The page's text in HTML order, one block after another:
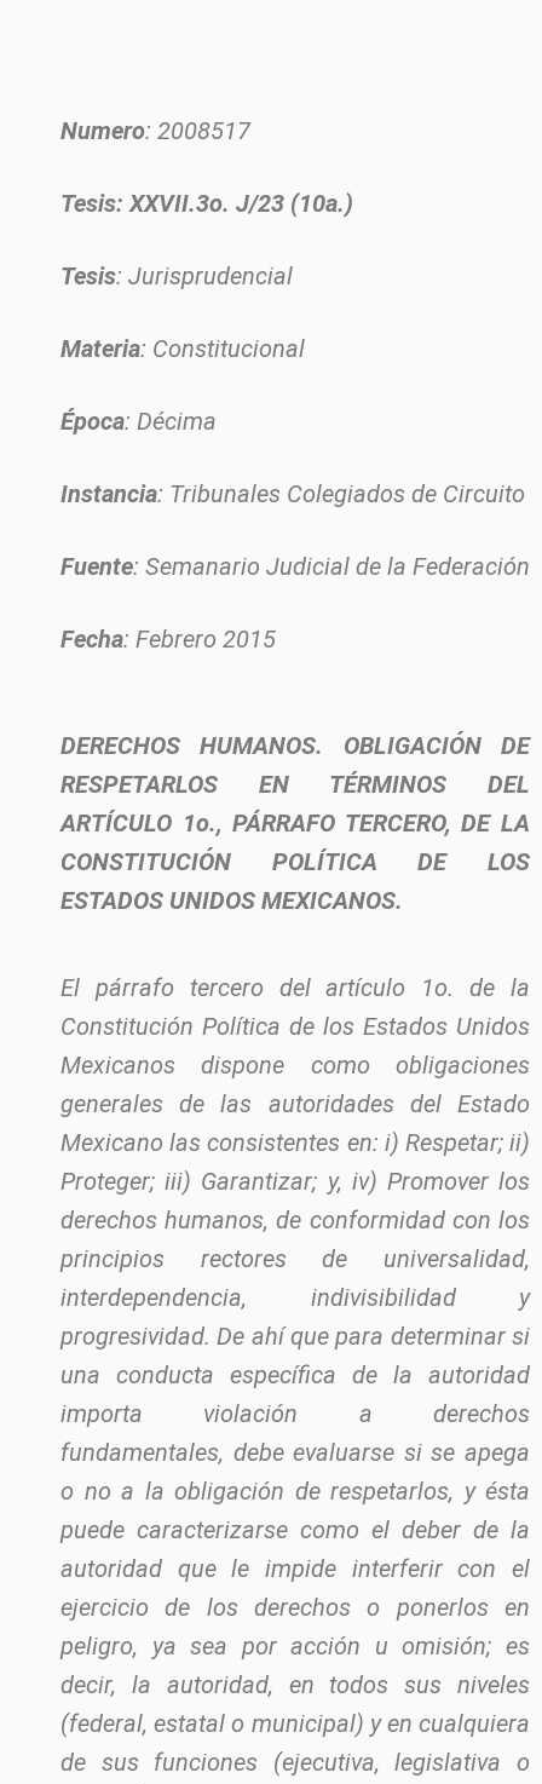
Numero: 2008517
Tesis: XXVII.3o. J/23 (10a.)
Tesis: Jurisprudencial
Materia: Constitucional
Época: Décima
Instancia: Tribunales Colegiados de Circuito
Fuente: Semanario Judicial de la Federación
Fecha: Febrero 2015
DERECHOS HUMANOS. OBLIGACIÓN DE
RESPETARLOS EN TÉRMINOS DEL
ARTÍCULO 1o., PÁRRAFO TERCERO, DE LA
CONSTITUCIÓN POLÍTICA DE LOS
ESTADOS UNIDOS MEXICANOS.
El párrafo tercero del artículo 1o. de la
Constitución Política de los Estados Unidos
Mexicanos dispone como obligaciones
generales de las autoridades del Estado
Mexicano las consistentes en: i) Respetar; ii)
Proteger; iii) Garantizar; y, iv) Promover los
derechos humanos, de conformidad con los
principios rectores de universalidad,
interdependencia, indivisibilidad y
progresividad. De ahí que para determinar si
una conducta específica de la autoridad
importa violación a derechos
fundamentales, debe evaluarse si se apega
o no a la obligación de respetarlos, y ésta
puede caracterizarse como el deber de la
autoridad que le impide interferir con el
ejercicio de los derechos o ponerlos en
peligro, ya sea por acción u omisión; es
decir, la autoridad, en todos sus niveles
(federal, estatal o municipal) y en cualquiera
de sus funciones (ejecutiva, legislativa o